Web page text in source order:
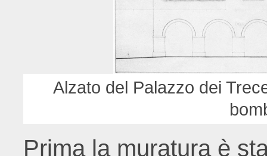
Alzato del Palazzo dei
Prima la muratura è